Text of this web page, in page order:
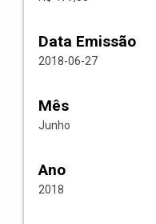
Data Emissão
2018-06-27
Mês
Junho
Ano
2018